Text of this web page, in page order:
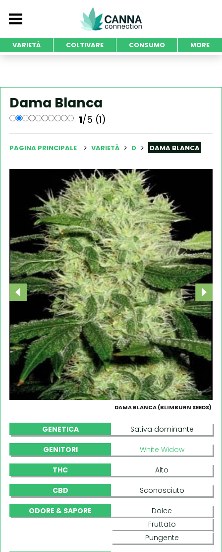
VARIETÀ COLTIVARE CONSUMO MORE
Dama Blanca
1/5 (1)
PAGINA PRINCIPALE VARIETÀ D DAMA BLANCA
DAMA BLANCA (BLIMBURN SEEDS)
GENETICA Sativa dominante
GENITORI White Widow
THC Alto
CBD Sconosciuto
ODORE & SAPORE
Dolce
Fruttato
Pungente